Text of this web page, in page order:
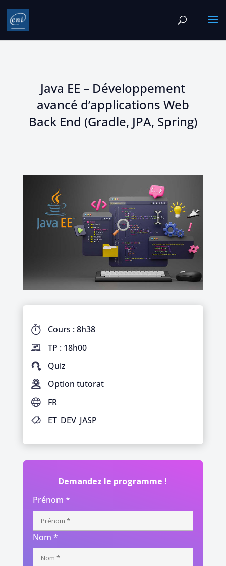
Java EE – Développement
avancé d’applications Web
Back End (Gradle, JPA, Spring)
Cours : 8h38
TP : 18h00
Quiz
Option tutorat
FR
ET_DEV_JASP
Demandez le programme !
Prénom *
Nom *